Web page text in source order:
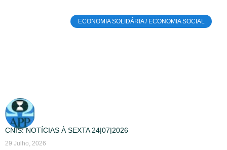
ECONOMIA SOLIDÁRIA / ECONOMIA SOCIAL
CNIS: NOTÍCIAS À SEXTA 24|07|2026
29 Julho, 2026